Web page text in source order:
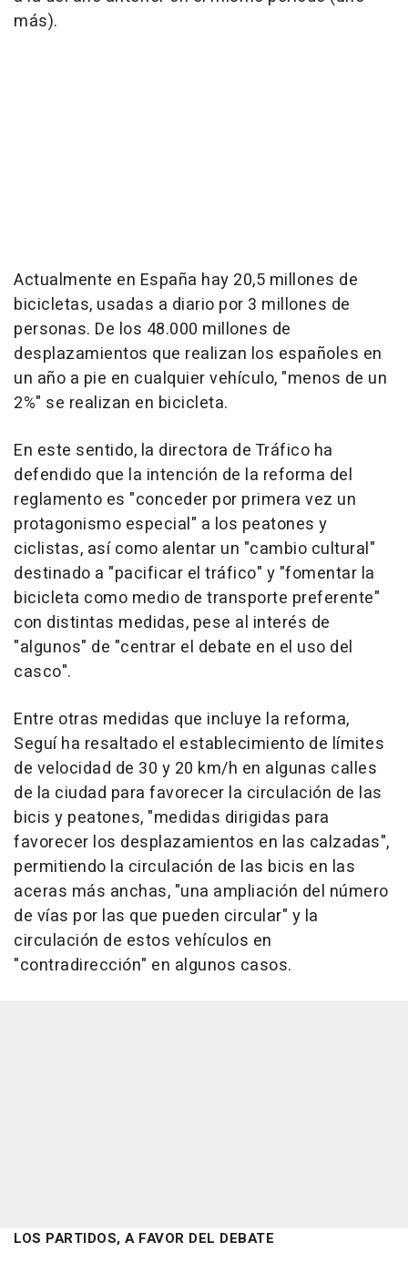
más).
Actualmente en España hay 20,5 millones de
bicicletas, usadas a diario por 3 millones de
personas. De los 48.000 millones de
desplazamientos que realizan los españoles en
un año a pie en cualquier vehículo, "menos de un
2%" se realizan en bicicleta.
En este sentido, la directora de Tráfico ha
defendido que la intención de la reforma del
reglamento es "conceder por primera vez un
protagonismo especial" a los peatones y
ciclistas, así como alentar un "cambio cultural"
destinado a "pacificar el tráfico" y "fomentar la
bicicleta como medio de transporte preferente"
con distintas medidas, pese al interés de
"algunos" de "centrar el debate en el uso del
casco".
Entre otras medidas que incluye la reforma,
Seguí ha resaltado el establecimiento de límites
de velocidad de 30 y 20 km/h en algunas calles
de la ciudad para favorecer la circulación de las
bicis y peatones, "medidas dirigidas para
favorecer los desplazamientos en las calzadas",
permitiendo la circulación de las bicis en las
aceras más anchas, "una ampliación del número
de vías por las que pueden circular" y la
circulación de estos vehículos en
"contradirección" en algunos casos.
LOS PARTIDOS, A FAVOR DEL DEBATE